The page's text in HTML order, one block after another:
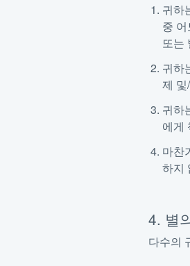
귀하
중
또는
귀하
제
귀하
에게
마찬
하지
4. 별
다수의